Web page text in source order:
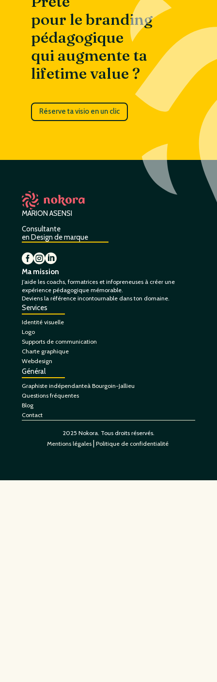
pour le branding
pédagogique
qui augmente ta
lifetime value ?
Réserve ta visio en un clic
MARION ASENSI
Consultante
en Design de marque

Ma mission
J’aide les coachs, formatrices et infopreneuses à créer une
expérience pédagogique mémorable.
Deviens la référence incontournable dans ton domaine.
Services
Identité visuelle
Logo
Supports de communication
Charte graphique
Webdesign
Général
Graphiste indépendanteà Bourgoin-Jallieu
Questions fréquentes
Blog
Contact
2025 Nokora. Tous droits réservés.
Mentions légales| Politique de confidentialité